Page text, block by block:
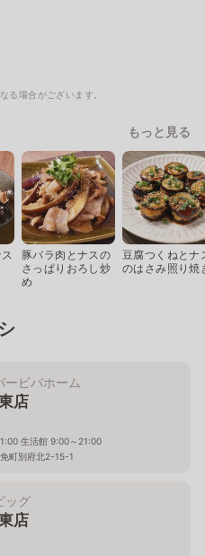
る場合がございます。
もっと見る
豚バラ肉とナスの
さっぱりおろし炒
め
豆腐つくねとナ
のはさみ照り焼
ービバホーム
店
生活館 9:00～21:00
町別府北2-15-1
ッグ
店